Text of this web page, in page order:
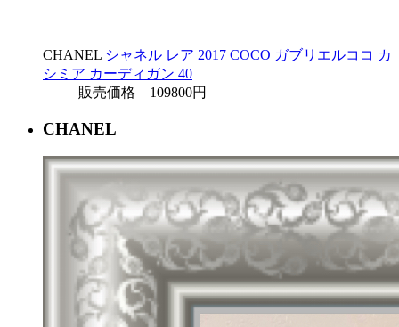
CHANEL シャネル レア 2017 COCO ガブリエルココ カ
シミア カーディガン 40
販売価格 109800円
CHANEL